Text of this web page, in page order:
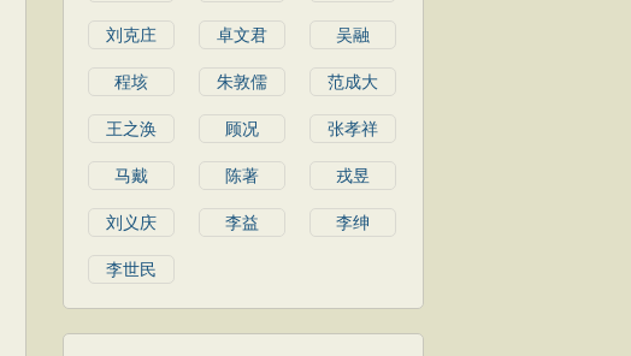
刘克庄 卓文君 吴融
程垓 朱敦儒 范成大
王之涣 顾况 张孝祥
马戴 陈著 戎昱
刘义庆 李益 李绅
李世民